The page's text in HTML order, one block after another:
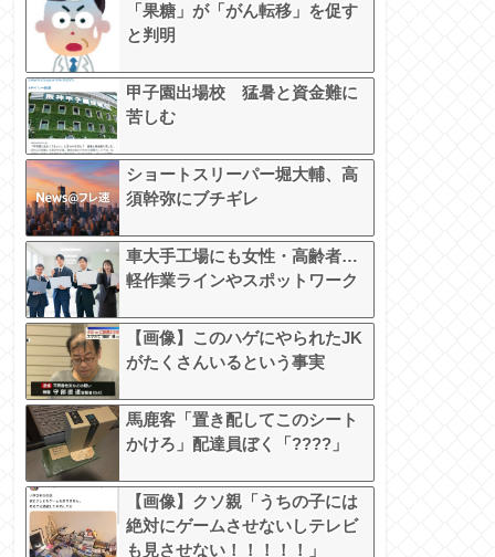
「果糖」が「がん転移」を促す
と判明
甲子園出場校 猛暑と資金難に
苦しむ
ショートスリーパー堀大輔、高
須幹弥にブチギレ
車大手工場にも女性・高齢者…
軽作業ラインやスポットワーク
【画像】このハゲにやられたJK
がたくさんいるという事実
馬鹿客「置き配してこのシート
かけろ」配達員ぼく「????」
【画像】クソ親「うちの子には
絶対にゲームさせないしテレビ
も見させない！！！！！」